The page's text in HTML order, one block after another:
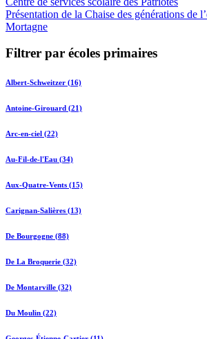
Présentation de la Chaise des générations de
Mortagne
Filtrer par écoles primaires
Albert-Schweitzer (16)
Antoine-Girouard (21)
Arc-en-ciel (22)
Au-Fil-de-l'Eau (34)
Aux-Quatre-Vents (15)
Carignan-Salières (13)
De Bourgogne (88)
De La Broquerie (32)
De Montarville (32)
Du Moulin (22)